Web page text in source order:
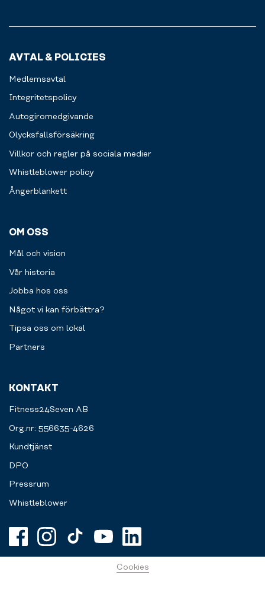
AVTAL & POLICIES
Medlemsavtal
Integritetspolicy
Autogiromedgivande
Olycksfallsförsäkring
Villkor och regler på sociala medier
Whistleblower policy
Ångerblankett
OM OSS
Mål och vision
Vår historia
Jobba hos oss
Något vi kan förbättra?
Tipsa oss om lokal
Partners
KONTAKT
Fitness24Seven AB
Org.nr: 556635-4626
Kundtjänst
DPO
Pressrum
Whistleblower
Cookies